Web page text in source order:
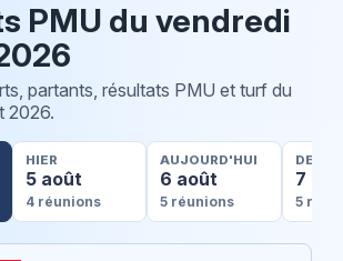
PMU du vendredi
partants, résultats PMU et turf du
2026.
HIER
5 août
4 réunions
AUJOURD'HUI
6 août
5 réunions
7
5